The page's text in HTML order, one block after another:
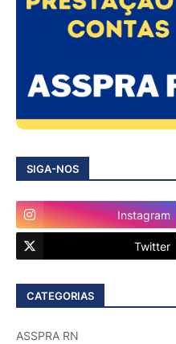
SIGA-NOS
Instagram
Twitter
CATEGORIAS
ASSPRA RN